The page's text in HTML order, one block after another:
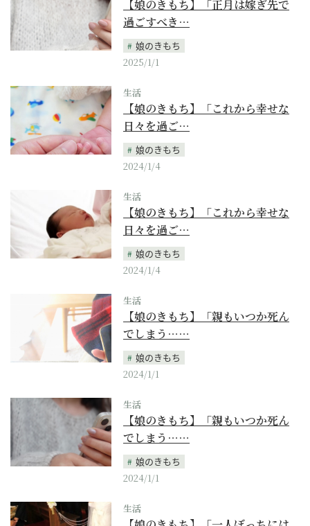
【娘のきもち】「正月は嫁ぎ先で
過ごすべき…
娘のきもち
2025/1/1
生活
【娘のきもち】「これから幸せな
日々を過ご…
娘のきもち
2024/1/4
生活
【娘のきもち】「これから幸せな
日々を過ご…
娘のきもち
2024/1/4
生活
【娘のきもち】「親もいつか死ん
でしまう……
娘のきもち
2024/1/1
生活
【娘のきもち】「親もいつか死ん
でしまう……
娘のきもち
2024/1/1
生活